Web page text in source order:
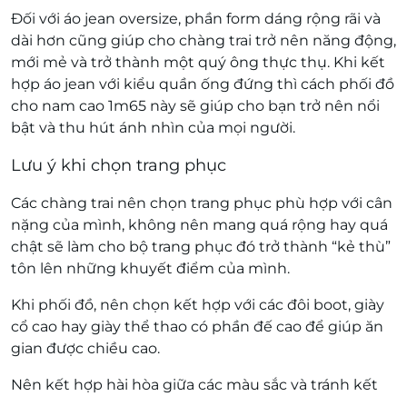
Đối với áo jean oversize, phần form dáng rộng rãi và
dài hơn cũng giúp cho chàng trai trở nên năng động,
mới mẻ và trở thành một quý ông thực thụ. Khi kết
hợp áo jean với kiểu quần ống đứng thì cách phối đồ
cho nam cao 1m65 này sẽ giúp cho bạn trở nên nổi
bật và thu hút ánh nhìn của mọi người.
Lưu ý khi chọn trang phục
Các chàng trai nên chọn trang phục phù hợp với cân
nặng của mình, không nên mang quá rộng hay quá
chật sẽ làm cho bộ trang phục đó trở thành “kẻ thù”
tôn lên những khuyết điểm của mình.
Khi phối đồ, nên chọn kết hợp với các đôi boot, giày
cổ cao hay giày thể thao có phần đế cao để giúp ăn
gian được chiều cao.
Nên kết hợp hài hòa giữa các màu sắc và tránh kết